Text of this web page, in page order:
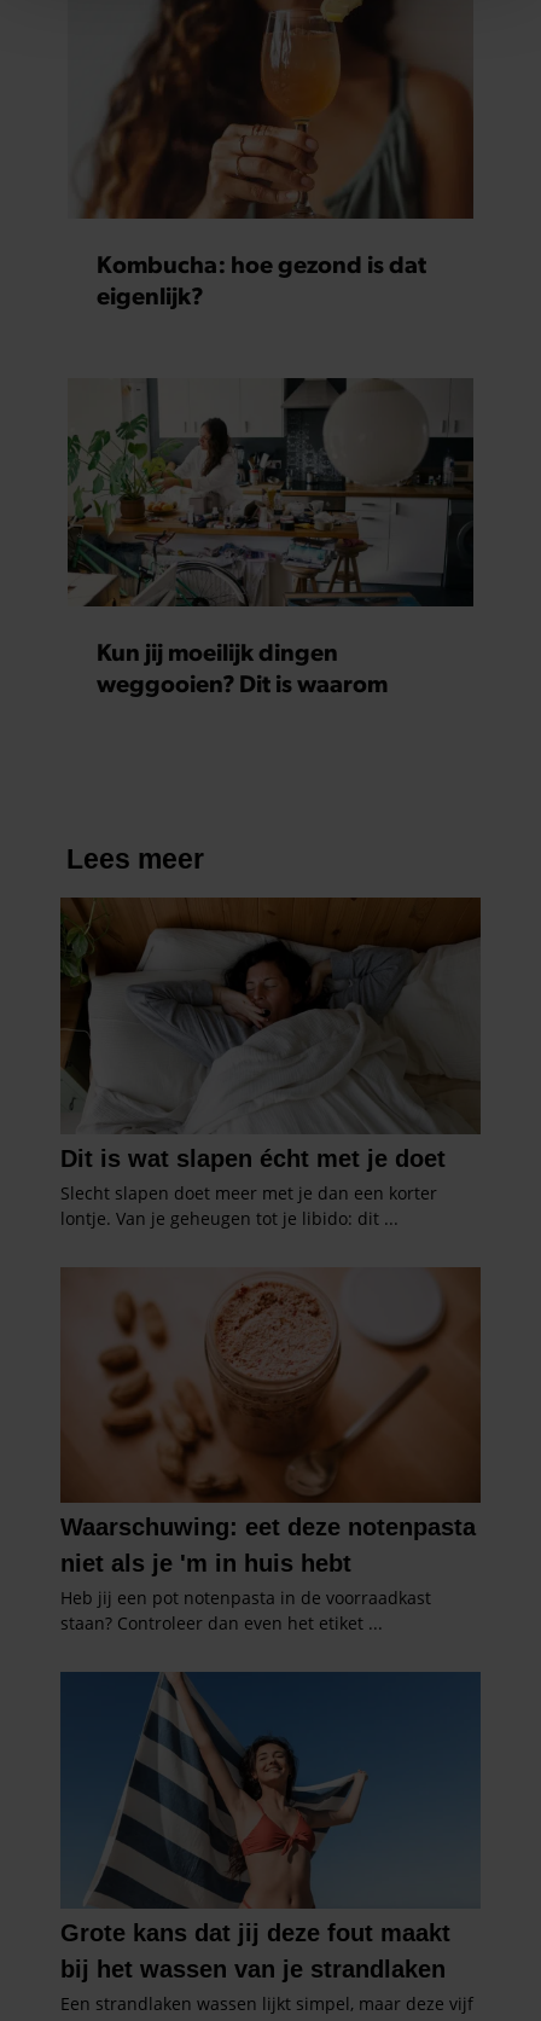
personaliseren, om functies voor social media te bieden
en om ons websiteverkeer te analyseren. Ook delen we
informatie over uw gebruik van onze site met onze
partners voor social media, adverteren en analyse. Deze
partners kunnen deze gegevens combineren met andere
informatie die u aan ze heeft verstrekt of die ze hebben
verzameld op basis van uw gebruik van hun services. U
gaat akkoord met onze cookies als u onze website blijft
gebruiken.Kombucha: hoe gezond is dat
eigenlijk?
Kun jij moeilijk dingen
weggooien? Dit is waarom